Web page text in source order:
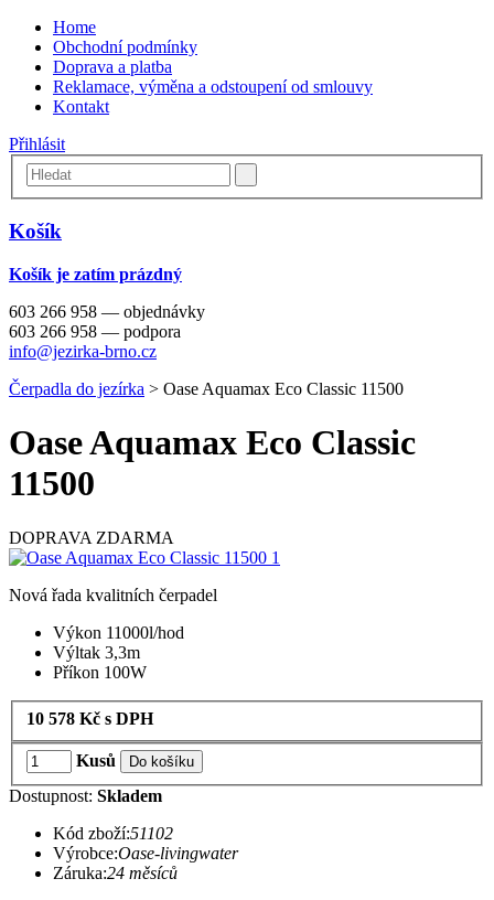
Home
Obchodní podmínky
Doprava a platba
Reklamace, výměna a odstoupení od smlouvy
Kontakt
Přihlásit
Košík
Košík je zatím prázdný
603 266 958 — objednávky
603 266 958 — podpora
info@jezirka-brno.cz
Čerpadla do jezírka > Oase Aquamax Eco Classic 11500
Oase Aquamax Eco Classic
11500
DOPRAVA ZDARMA
Nová řada kvalitních čerpadel
Výkon 11000l/hod
Výltak 3,3m
Příkon 100W
10 578 Kč s DPH
Kusů Do košíku
Dostupnost: Skladem
Kód zboží:51102
Výrobce:Oase-livingwater
Záruka:24 měsíců